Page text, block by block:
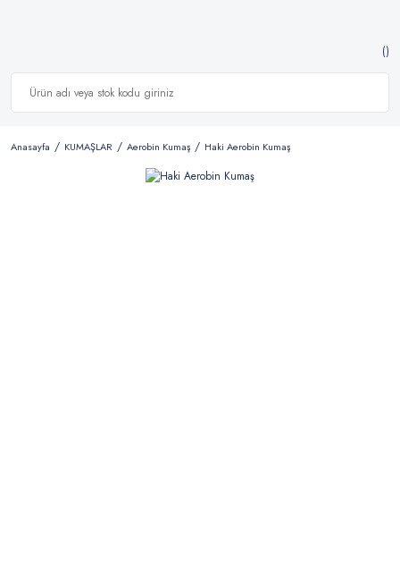
Anasayfa KUMAŞLAR Aerobin Kumaş Haki Aerobin Kumaş